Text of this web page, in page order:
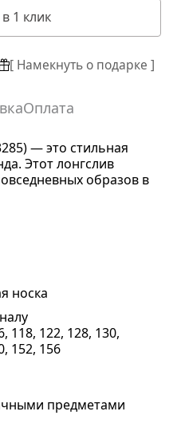
1 клик
[ Намекнуть о подарке ]
Оплата
— это стильная
Этот лонгслив
образов в
носка
118, 122, 128, 130,
152, 156
предметами